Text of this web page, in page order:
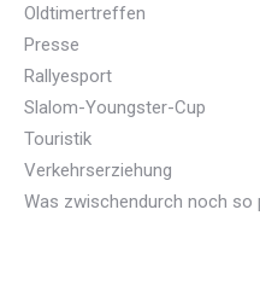
Oldtimertreffen
Presse
Rallyesport
Slalom-Youngster-Cup
Touristik
Verkehrserziehung
Was zwischendurch noch so